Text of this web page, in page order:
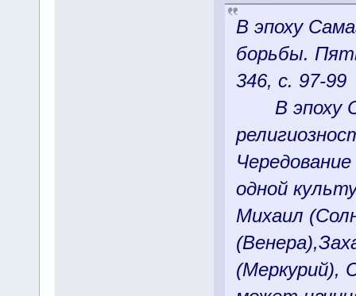
В эпоху
борьбы.
346, с. 97-99
В эпоху
одной
Михаил
(Меркурий),